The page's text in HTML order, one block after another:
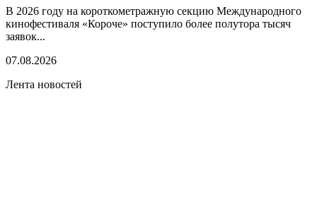
В 2026 году на короткометражную секцию Международного
кинофестиваля «Короче» поступило более полутора тысяч
заявок...
07.08.2026
Лента новостей